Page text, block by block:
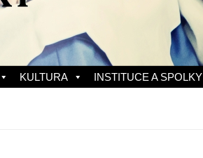
KULTURA INSTITUCE A SPOLKY